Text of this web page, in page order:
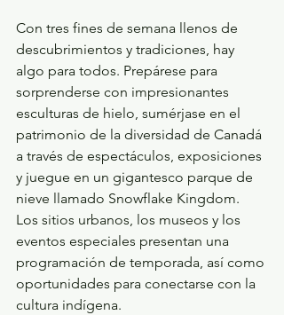
Con tres fines de semana llenos de
descubrimientos y tradiciones, hay
algo para todos. Prepárese para
sorprenderse con impresionantes
esculturas de hielo, sumérjase en el
patrimonio de la diversidad de Canadá
a través de espectáculos, exposiciones
y juegue en un gigantesco parque de
nieve llamado Snowflake Kingdom.
Los sitios urbanos, los museos y los
eventos especiales presentan una
programación de temporada, así como
oportunidades para conectarse con la
cultura indígena.